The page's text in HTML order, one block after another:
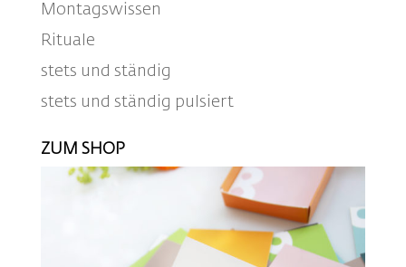
Montagswissen
Rituale
stets und ständig
stets und ständig pulsiert
ZUM SHOP